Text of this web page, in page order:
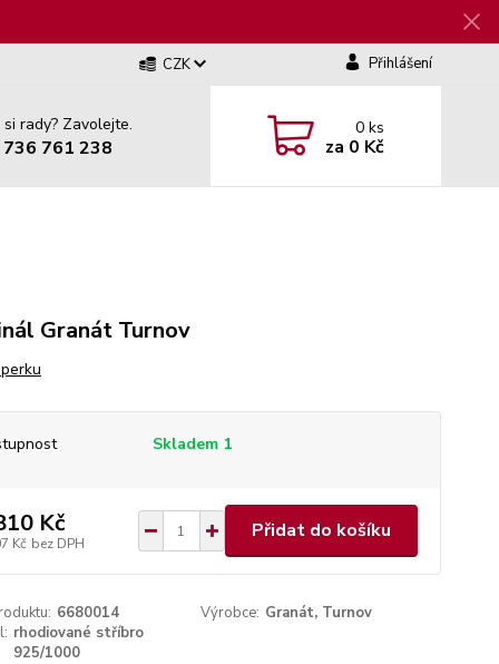
CZK Přihlášení
rady? Zavolejte.
761 238
0ks
za 0 Kč
Granát Turnov
Skladem 1
Kč
Kč bez DPH
Přidat do košíku
6680014 Výrobce: Granát, Turnov
rhodiované stříbro
925/1000